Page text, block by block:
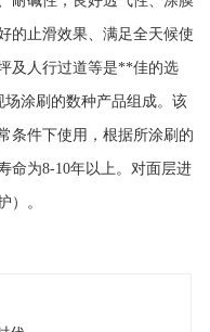
的止滑效果、满足全天候使
及人行过道等是**佳的选
涂刷的数种产品组成。该
条件下使用，根据所涂刷的
命为8-10年以上。对面层进
）。